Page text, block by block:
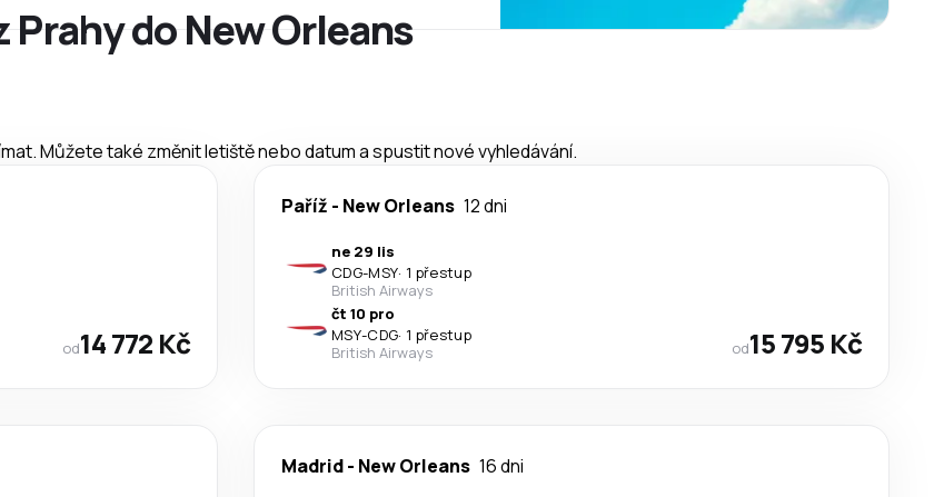
do New Orleans
Můžete také změnit letiště nebo datum a spustit nové vyhledávání.
od14 772 Kč
Paříž - New Orleans 12 dni
ne 29 lis
CDG-MSY· 1 přestup
British Airways
čt 10 pro
MSY-CDG· 1 přestup
British Airways
od15 795 Kč
Madrid- New Orleans 16 dni